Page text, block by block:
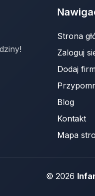
Strona
Zaloguj
Dodaj
Blog
Kontakt
Mapa
© 2026